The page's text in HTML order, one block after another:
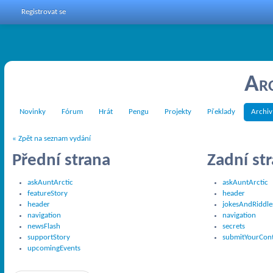
Registrovat se
Novinky Fórum Hrát Pengu Projekty Překlady Archiv
« Zpět na seznam vydání
Přední strana
askAuntArctic
featureStory
header
navigation
newsFlash
supportStory
upcomingEvents
Zadní
askAuntArctic
header
navigation
secrets